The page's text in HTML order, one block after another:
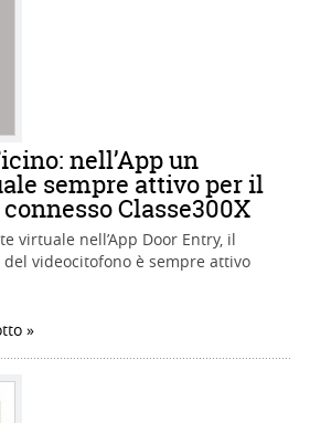
nell’App un
sempre attivo per il
Classe300X
virtuale nell’App Door Entry, il
videocitofono è sempre attivo